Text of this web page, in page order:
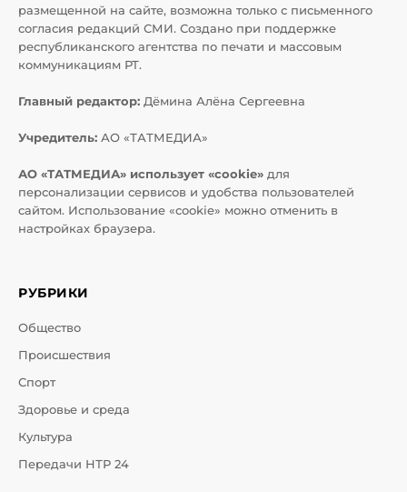
размещенной на сайте, возможна только с письменного
согласия редакций СМИ. Создано при поддержке
республиканского агентства по печати и массовым
коммуникациям РТ.
Главный редактор: Дёмина Алёна Сергеевна
Учредитель: АО «ТАТМЕДИА»
АО «ТАТМЕДИА» использует «cookie» для
персонализации сервисов и удобства пользователей
сайтом. Использование «cookie» можно отменить в
настройках браузера.
РУБРИКИ
Общество
Происшествия
Спорт
Здоровье и среда
Культура
Передачи НТР 24